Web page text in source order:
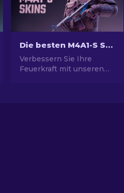
Die besten M4A1-S Skins in CS2 [2026]
Verbessern Sie Ihre
Feuerkraft mit unseren